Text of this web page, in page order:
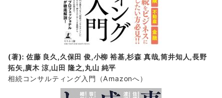
(著): 佐藤 良久,久保田 俊,小柳 裕基,杉森 真哉,筒井知人,長野
拓矢,廣木 涼,山田 隆之,丸山 純平
相続コンサルティング入門 （Amazonへ）